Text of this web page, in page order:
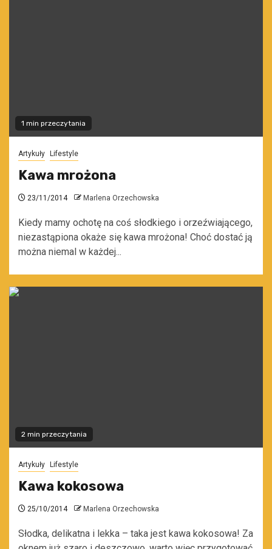
1 min przeczytania
Artykuły Lifestyle
Kawa mrożona
23/11/2014 Marlena Orzechowska
Kiedy mamy ochotę na coś słodkiego i orzeźwiającego,
niezastąpiona okaże się kawa mrożona! Choć dostać ją
można niemal w każdej...
2 min przeczytania
Artykuły Lifestyle
Kawa kokosowa
25/10/2014 Marlena Orzechowska
Słodka, delikatna i lekka – taka jest kawa kokosowa! Za